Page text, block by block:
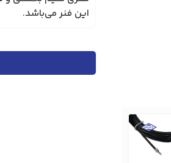
این فنر می‌باشد.